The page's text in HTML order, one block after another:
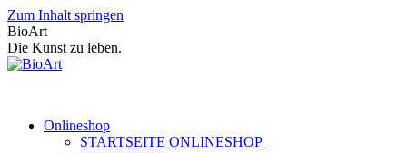
Zum Inhalt springen
BioArt
Die Kunst zu leben.
Onlineshop
STARTSEITE ONLINESHOP